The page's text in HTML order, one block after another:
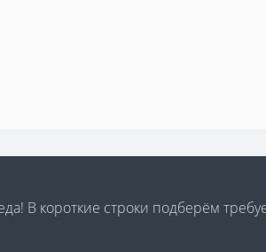
В короткие строки подберём